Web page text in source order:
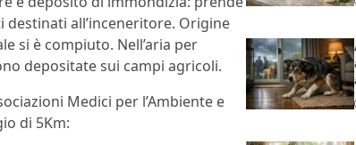
all’inceneritore. Origine
si è compiuto. Nell’aria per
depositate sui campi agricoli.
Medici per l’Ambiente e
di 5Km: